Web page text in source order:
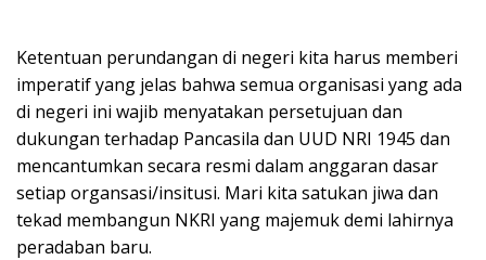
Ketentuan perundangan di negeri kita harus memberi
imperatif yang jelas bahwa semua organisasi yang ada
di negeri ini wajib menyatakan persetujuan dan
dukungan terhadap Pancasila dan UUD NRI 1945 dan
mencantumkan secara resmi dalam anggaran dasar
setiap organsasi/insitusi. Mari kita satukan jiwa dan
tekad membangun NKRI yang majemuk demi lahirnya
peradaban baru.